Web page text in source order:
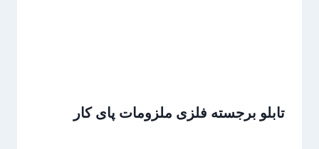
تابلو برجسته فلزی ملزومات پای کار